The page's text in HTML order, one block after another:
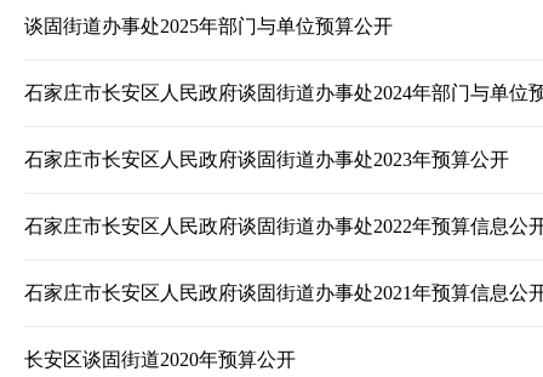
谈固街道办事处2025年部门与单位预算公开
石家庄市长安区人民政府谈固街道办事处2024年部门与单位
石家庄市长安区人民政府谈固街道办事处2023年预算公开
石家庄市长安区人民政府谈固街道办事处2022年预算信息公
石家庄市长安区人民政府谈固街道办事处2021年预算信息公
长安区谈固街道2020年预算公开